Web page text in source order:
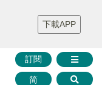
財華證券 媒體矩陣
智庫沙龍
聯絡我們
訂閱
简
下載APP